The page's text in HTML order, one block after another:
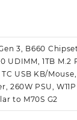
3, B660
UDIMM, 1TB M.2
USB KB/
260W PSU,
to M70S G2